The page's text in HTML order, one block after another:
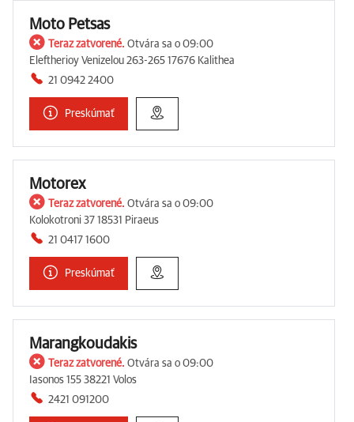
Moto Petsas
Teraz zatvorené. Otvára sa o 09:00
Eleftherioy Venizelou 263-265 17676 Kalithea
21 0942 2400
Preskúmať
Motorex
Teraz zatvorené. Otvára sa o 09:00
Kolokotroni 37 18531 Piraeus
21 0417 1600
Preskúmať
Marangkoudakis
Teraz zatvorené. Otvára sa o 09:00
Iasonos 155 38221 Volos
2421 091200